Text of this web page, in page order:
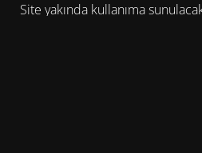
Site yakında kullanıma